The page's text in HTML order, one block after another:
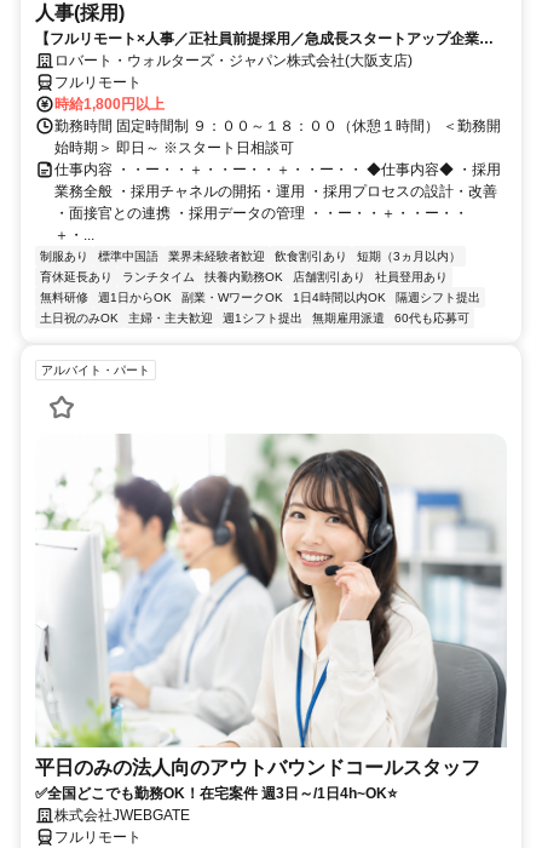
人事(採用)
【フルリモート×人事／正社員前提採用／急成長スタートアップ企業／
英語】Robert Walters
ロバート・ウォルターズ・ジャパン株式会社(大阪支店)
フルリモート
時給1,800円以上
勤務時間 固定時間制 ９：００～１８：００（休憩１時間） ＜勤務開
始時期＞ 即日～ ※スタート日相談可
仕事内容 ・・ー・・＋・・ー・・＋・・ー・・ ◆仕事内容◆ ・採用
業務全般 ・採用チャネルの開拓・運用 ・採用プロセスの設計・改善
・面接官との連携 ・採用データの管理 ・・ー・・＋・・ー・・
＋・...
制服あり 標準中国語 業界未経験者歓迎 飲食割引あり
短期（3ヵ月以内）
育休延長あり
ランチタイム 扶養内勤務OK 店舗割引あり
社員登用あり
無料研修
週1日からOK 副業・WワークOK 1日4時間以内OK
隔週シフト提出
土日祝のみOK
主婦・主夫歓迎 週1シフト提出 無期雇用派遣 60代も応募可
アルバイト・パート
平日のみの法人向のアウトバウンドコールスタッフ
✅全国どこでも勤務OK！在宅案件 週3日～/1日4h~OK⭐
株式会社JWEBGATE
フルリモート